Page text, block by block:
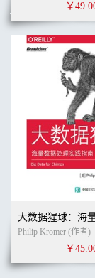
￥
Philip Kromer (作者)
￥